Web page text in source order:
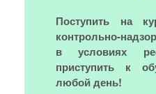
Поступить на
контрольно-
в условиях
приступить к
любой день!